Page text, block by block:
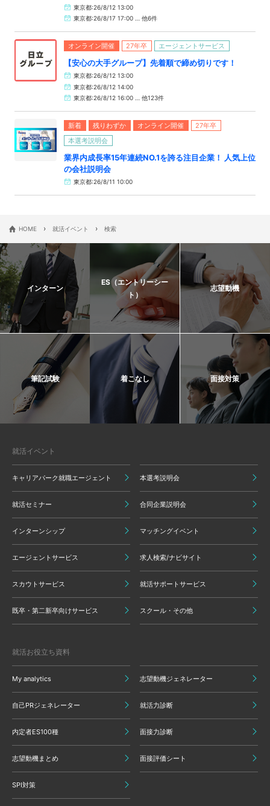
東京都:26/8/12 13:00
東京都:26/8/17 17:00 … 他6件
オンライン開催 27年卒 エージェントサービス
【安心の大手グループ】先着順で締め切りです！
東京都:26/8/12 13:00
東京都:26/8/12 14:00
東京都:26/8/12 16:00 … 他123件
新着 残りわずか オンライン開催
27年卒
本選考説明会
業界内成長率15年連続NO.1を誇る注目企業！ 人気上位
の会社説明会
東京都:26/8/11 10:00
HOME › 就活イベント › 検索
インターン
ES（エントリーシー
ト）
志望動機
筆記試験 着こなし 面接対策
就活イベント
キャリアパーク就職エージェント 本選考説明会
就活セミナー 合同企業説明会
インターンシップ マッチングイベント
エージェントサービス 求人検索/ナビサイト
スカウトサービス 就活サポートサービス
既卒・第二新卒向けサービス スクール・その他
就活お役立ち資料
My analytics 志望動機ジェネレーター
自己PRジェネレーター 就活力診断
内定者ES100種 面接力診断
志望動機まとめ 面接評価シート
SPI対策